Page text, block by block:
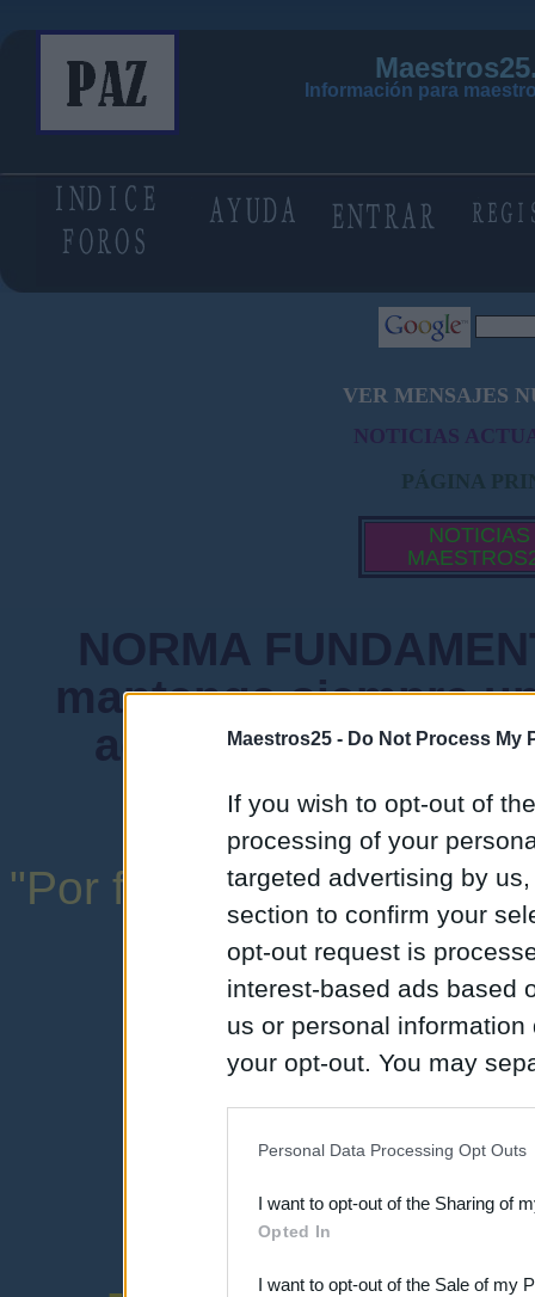
Maestros25 - Do Not Process My
If you wish to opt-out of
processing of your
targeted advertising by
section to confirm your
opt-out request is
interest-based ads based
us or personal
your opt-out. You may
Downstream Participants
third parties.
Personal Data Processing Opt Outs
I want to opt-out of the Sharing of
Opted In
I want to opt-out of the Sale of my
Información para
VER MENSAJES
NOTICIAS
PÁGINA
NOTICIAS
NORMA
mantenga siempre
admiten mensajes
instituciones
"Por favor, no abuse de
una expresión